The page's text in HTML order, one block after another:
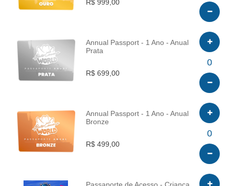
R$ 999,00
INFO
Annual Passport - 1 Ano - Anual
Prata
R$ 699,00
0
INFO
Annual Passport - 1 Ano - Anual
Bronze
R$ 499,00
0